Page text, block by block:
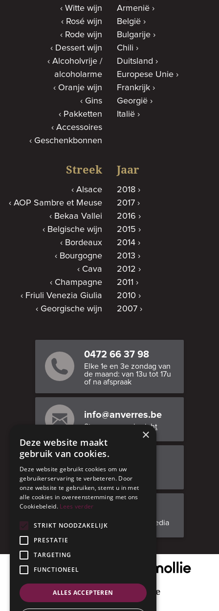
Witte wijn
Rosé wijn
Rode wijn
Dessert wijn
Alcoholvrije /
alcoholarme
Oranje wijn
Gins
Pakketten
Accessoires
Geschenkbonnen
Armenië
België
Bulgarije
Chili
Duitsland
Europese Unie
Frankrijk
Georgië
Italië
Streek
Alsace
AOP Sambre et Meuse
Bekaa Vallei
Belgische wijn
Bordeaux
Bourgogne
Cava
Champagne
Friuli Venezia Giulia
Georgische wijn
Jaar
2018
2017
2016
2015
2014
2013
2012
2011
2010
2007
0472 66 37 98
Elke 1e en 3e zondag van
de maand: van 13u tot 17u
of na afspraak
info@anverres.be
Stuur ons een bericht
Adresgegevens
Facebook
Volg ons op social media
Onze veilige betaalpartner
Geniet met mate
×
Deze website maakt
gebruik van cookies.
Deze website gebruikt cookies om uw
gebruikerservaring te verbeteren. Door
onze website te gebruiken, stemt u in met
alle cookies in overeenstemming met ons
Cookiebeleid. Lees verder
STRIKT NOODZAKELIJK
PRESTATIE
TARGETING
FUNCTIONEEL
ALLES ACCEPTEREN